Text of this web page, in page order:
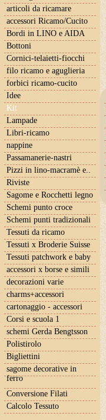
articoli da ricamare
accessori Ricamo/Cucito
Bordi in LINO e AIDA
Bottoni
Cornici-telaietti-fiocchi
filo ricamo e aguglieria
forbici ricamo-cucito
Idee
Kit
Lampade
Libri-ricamo
nappine
Passamanerie-nastri
Pizzi in lino-macramè e..
Riviste
Sagome e Rocchetti legno
Schemi punto croce
Schemi punti tradizionali
Tessuti da ricamo
Tessuti x Broderie Suisse
Tessuti patchwork e baby
accessori x borse e simili
decorazioni varie
charms+accessori
cartonaggio - accessori
Corsi e scuola 1
schemi Gerda Bengtsson
Polistirolo
Bigliettini
sagome decorative in
ferro
Conversione Filati
Calcolo Tessuto